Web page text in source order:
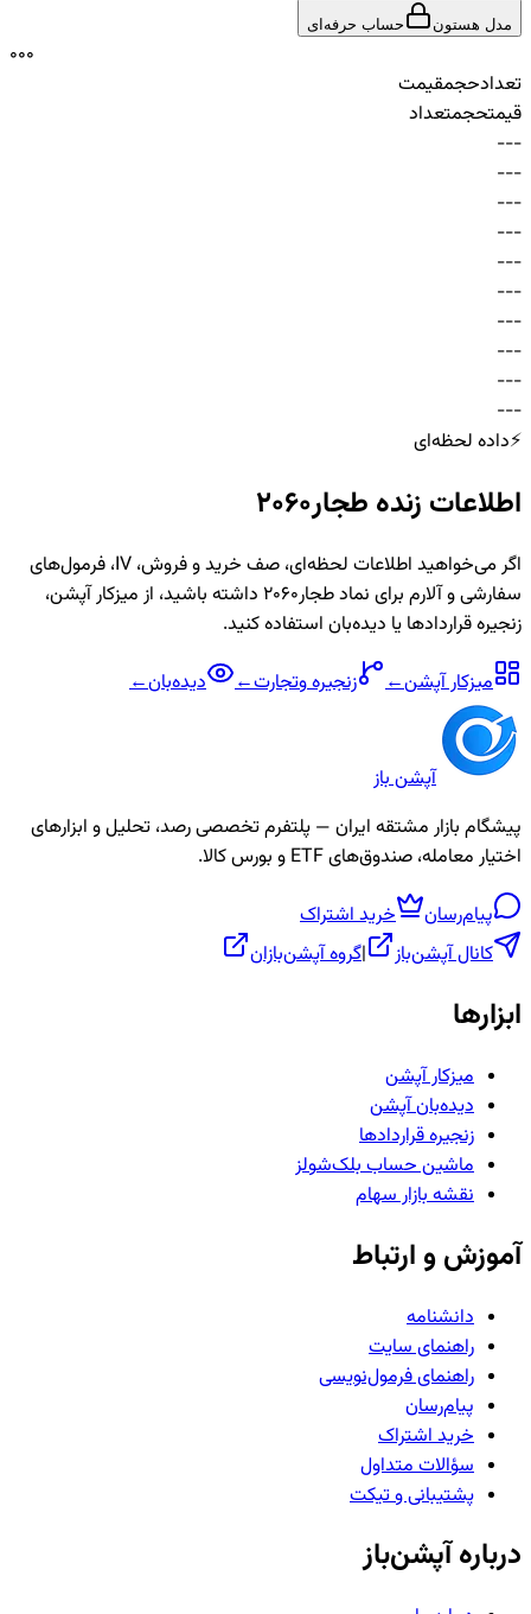
مدل هستون حساب حرفه‌ای
000
تعدادحجمقیمت
قیمتحجمتعداد
-
-
-
-
-
-
-
-
-
-
-
-
-
-
-
-
-
-
-
-
-
-
-
-
-
-
-
-
-
-
⚡داده لحظه‌ای
اطلاعات زنده طجار2060
اگر می‌خواهید اطلاعات لحظه‌ای، صف خرید و فروش، IV، فرمول‌های
سفارشی و آلارم برای نمادطجار2060
داشته باشید، از میزکار آپشن،
زنجیره قراردادها یا دیده‌بان استفاده کنید.
میزکار آپشن← زنجیرهوتجارت← دیده‌بان←
آپشن باز
پیشگام بازار مشتقه ایران — پلتفرم تخصصی رصد، تحلیل و ابزارهای
اختیار معامله، صندوق‌های ETF و بورس کالا.
پیام‌رسان
خرید اشتراک
کانال آپشن‌باز
|گروه آپشن‌بازان
ابزارها
میزکار آپشن
دیده‌بان آپشن
زنجیره قراردادها
ماشین حساب بلک‌شولز
نقشه بازار سهام
آموزش و ارتباط
دانشنامه
راهنمای سایت
راهنمای فرمول‌نویسی
پیام‌رسان
خرید اشتراک
سؤالات متداول
پشتیبانی و تیکت
درباره آپشن‌باز